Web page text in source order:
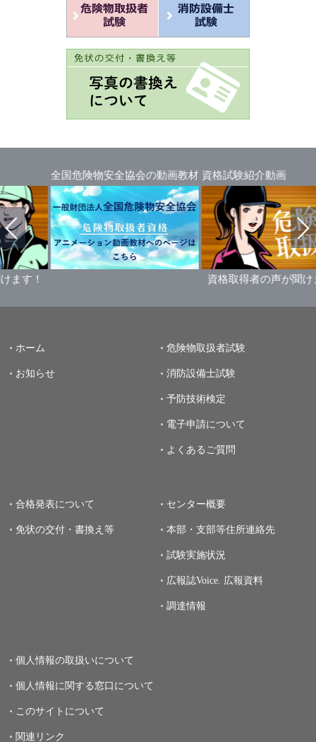
安全協会の動画教材 資格試験紹介動画
資格取得者の声が聞けます！ 資格取得
ホーム
お知らせ
危険物取扱者試験
消防設備士試験
予防技術検定
電子申請について
よくあるご質問
合格発表について
免状の交付・書換え等
センター概要
本部・支部等住所連絡先
試験実施状況
広報誌Voice. 広報資料
調達情報
個人情報の取扱いについて
個人情報に関する窓口について
このサイトについて
関連リンク